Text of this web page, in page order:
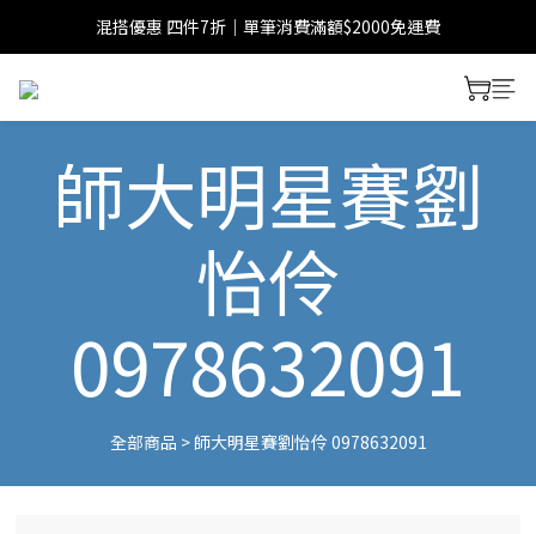
混搭優惠 四件7折｜單筆消費滿額$2000免運費
師大明星賽劉
怡伶
0978632091
全部商品 > 師大明星賽劉怡伶 0978632091